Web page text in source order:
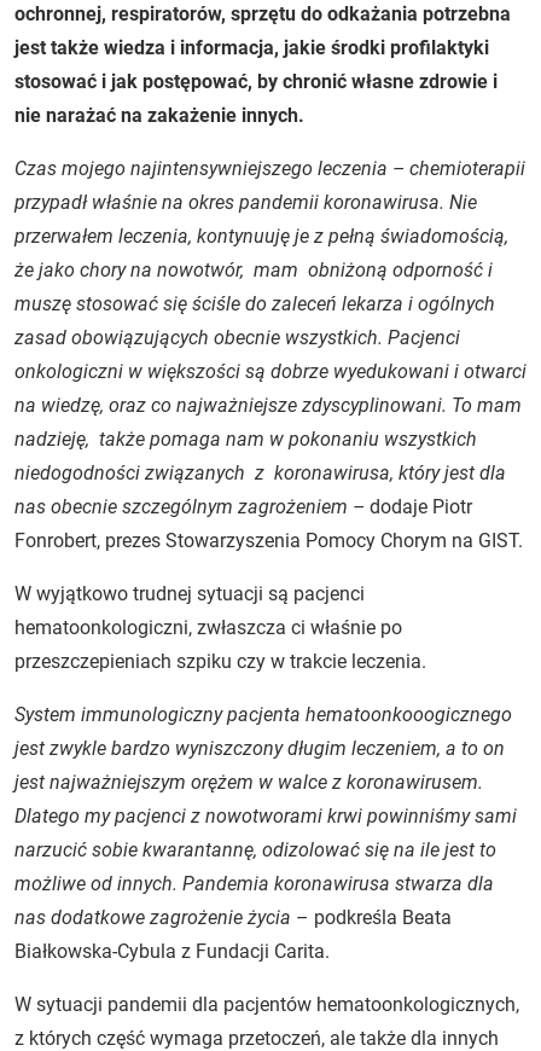
ochronnej, respiratorów, sprzętu do odkażania potrzebna
jest także wiedza i informacja, jakie środki profilaktyki
stosować i jak postępować, by chronić własne zdrowie i
nie narażać na zakażenie innych.
Czas mojego najintensywniejszego leczenia – chemioterapii
przypadł właśnie na okres pandemii koronawirusa. Nie
przerwałem leczenia, kontynuuję je z pełną świadomością,
że jako chory na nowotwór, mam obniżoną odporność i
muszę stosować się ściśle do zaleceń lekarza i ogólnych
zasad obowiązujących obecnie wszystkich. Pacjenci
onkologiczni w większości są dobrze wyedukowani i otwarci
na wiedzę, oraz co najważniejsze zdyscyplinowani. To mam
nadzieję, także pomaga nam w pokonaniu wszystkich
niedogodności związanych z koronawirusa, który jest dla
nas obecnie szczególnym zagrożeniem – dodaje Piotr
Fonrobert, prezes Stowarzyszenia Pomocy Chorym na GIST.
W wyjątkowo trudnej sytuacji są pacjenci
hematoonkologiczni, zwłaszcza ci właśnie po
przeszczepieniach szpiku czy w trakcie leczenia.
System immunologiczny pacjenta hematoonkooogicznego
jest zwykle bardzo wyniszczony długim leczeniem, a to on
jest najważniejszym orężem w walce z koronawirusem.
Dlatego my pacjenci z nowotworami krwi powinniśmy sami
narzucić sobie kwarantannę, odizolować się na ile jest to
możliwe od innych. Pandemia koronawirusa stwarza dla
nas dodatkowe zagrożenie życia – podkreśla Beata
Białkowska-Cybula z Fundacji Carita.
W sytuacji pandemii dla pacjentów hematoonkologicznych,
z których część wymaga przetoczeń, ale także dla innych